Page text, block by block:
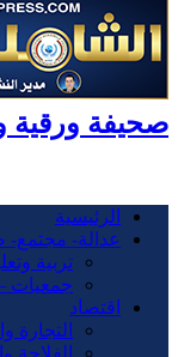
صحيفة ورقية
الرئيسية
عدالة-
تربية
جمعيات
اقتصاد
التجارة
الفلاحة